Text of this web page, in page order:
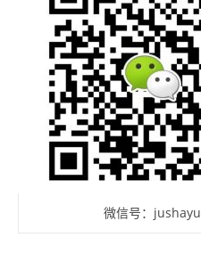
微信号：jushayu